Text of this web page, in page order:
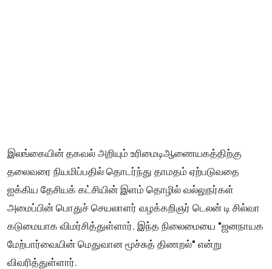
இலங்கையின் தகவல் அறியும் உரிமைடிஆணையகத்திற்கு
தலைவரை நியமிப்பதில் தொடர்ந்து தாமதம் ஏற்படுவதை
ஐக்கிய தேசியக் கட்சியின் இளம் தொழில் வல்லுநர்கள்
அமைப்பின் பொதுச் செயலாளர் வழக்கறிஞர் டெலன் டி சில்வா
கடுமையாக விமர்சித்துள்ளார். இந்த நிலைமையை "ஜனநாயக
மேற்பார்வையின் மெதுவான மூச்சுத் திணறல்" என்று
விவரித்துள்ளார்.